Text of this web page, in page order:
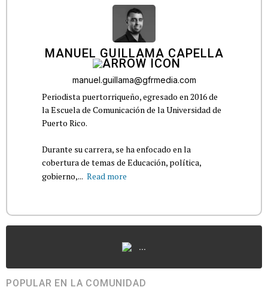
MANUEL GUILLAMA CAPELLA
manuel.guillama@gfrmedia.com
Periodista puertorriqueño, egresado en 2016 de
la Escuela de Comunicación de la Universidad de
Puerto Rico.
Durante su carrera, se ha enfocado en la
cobertura de temas de Educación, política,
gobierno,... Read more
...
POPULAR EN LA COMUNIDAD